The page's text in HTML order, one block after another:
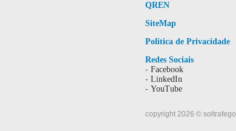
QREN
SiteMap
Politica de Privacidade
Redes Sociais
- Facebook
- LinkedIn
- YouTube
copyright 2026 © soltrafego